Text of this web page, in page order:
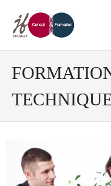
Accueil
Conseil
- Conseil en